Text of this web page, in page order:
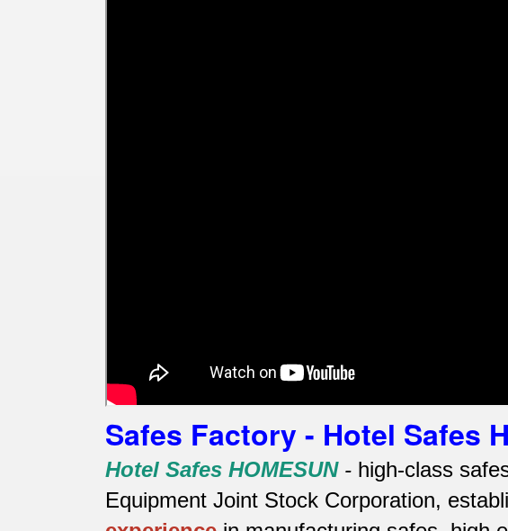
Safes Factory - Hotel Safes
Hotel Safes HOMESUN- high-class
Equipment Joint Stock Corporation,